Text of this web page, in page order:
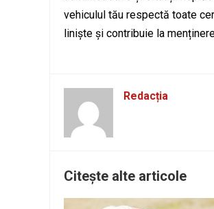
vehiculul tău respectă toate
liniște și contribuie la
Redacția
Citește alte articole